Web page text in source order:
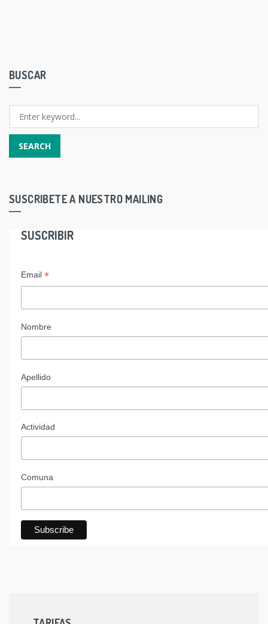
BUSCAR
SUSCRIBETE A NUESTRO MAILING
SUSCRIBIR
Email *
Nombre
Apellido
Actividad
Comuna